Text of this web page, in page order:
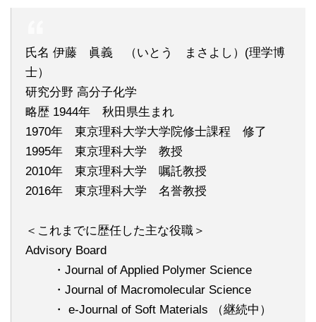
氏名 伊藤 眞義 （いとう まさよし）(理学博
士）
研究分野 高分子化学
略歴 1944年 秋田県生まれ
1970年 東京理科大学大学院修士課程 修了
1995年 東京理科大学 教授
2010年 東京理科大学 嘱託教授
2016年 東京理科大学 名誉教授
＜これまでに歴任した主な役職＞
Advisory Board
・Journal of Applied Polymer Science
・Journal of Macromolecular Science
・ e-Journal of Soft Materials （継続中）